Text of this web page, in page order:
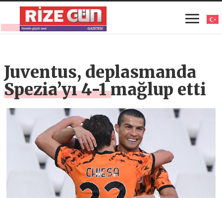
Juventus, deplasmanda
Spezia’yı 4-1 mağlup etti